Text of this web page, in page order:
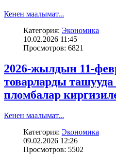
Кенен маалымат...
Категория: Экономика
10.02.2026 11:45
Просмотров: 6821
2026-жылдын 11-
товарларды
пломбалар
Кенен маалымат...
Категория: Экономика
09.02.2026 12:26
Просмотров: 5502